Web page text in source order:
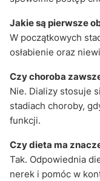
Jakie są pierwsze
W początkowych
osłabienie oraz
Czy choroba
Nie. Dializy stosuje
stadiach choroby,
funkcji.
Czy dieta ma
Tak. Odpowiednia
nerek i pomóc w